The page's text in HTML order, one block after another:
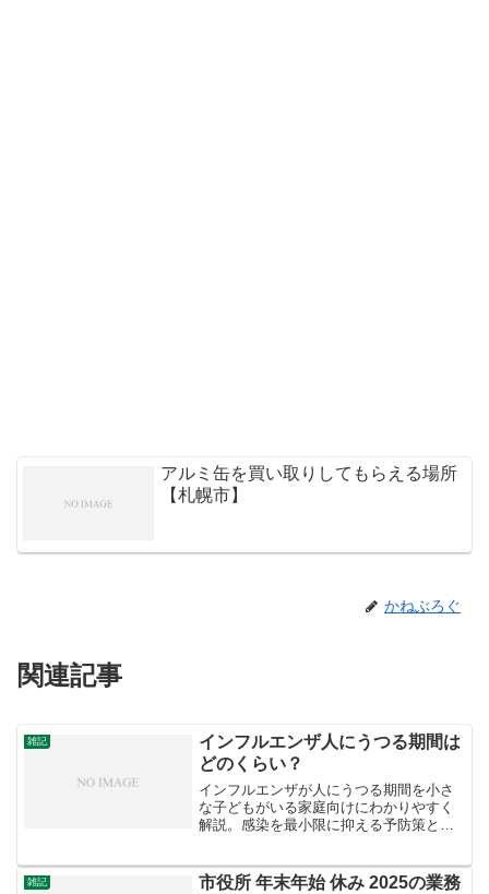
アルミ缶を買い取りしてもらえる場所
【札幌市】
かねぶろぐ
関連記事
雑記
インフルエンザ人にうつる期間は
どのくらい？
インフルエンザが人にうつる期間を小さ
な子どもがいる家庭向けにわかりやすく
解説。感染を最小限に抑える予防策と家
雑記
市役所 年末年始 休み 2025の業務